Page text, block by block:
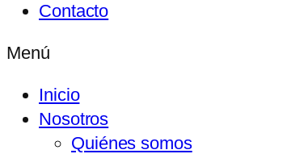
Contacto
Menú
Inicio
Nosotros
Quiénes somos